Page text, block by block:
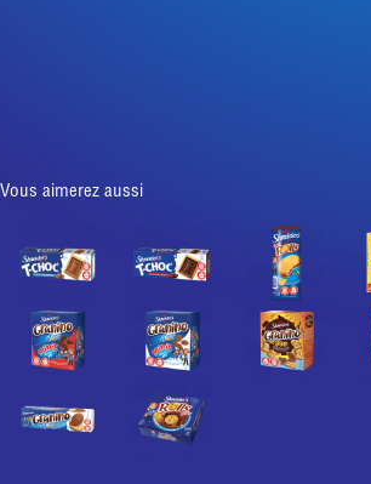
Vous aimerez aussi